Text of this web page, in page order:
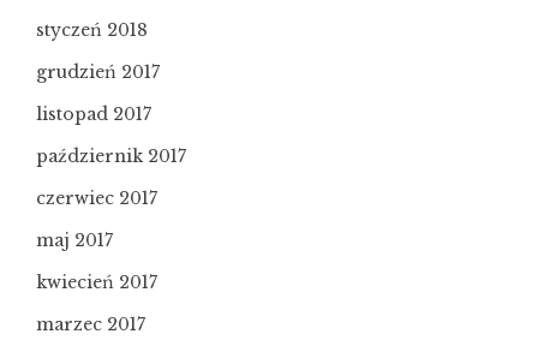
styczeń 2018
grudzień 2017
listopad 2017
październik 2017
czerwiec 2017
maj 2017
kwiecień 2017
marzec 2017